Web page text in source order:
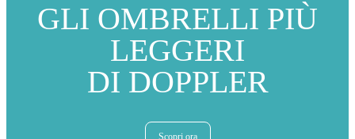
GLI OMBRELLI PIÙ
LEGGERI
DI DOPPLER
Scopri ora